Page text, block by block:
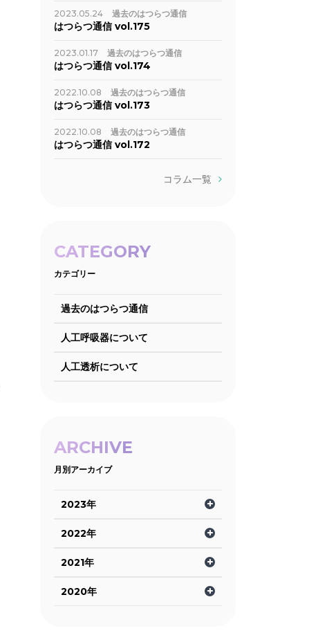
2023.05.24 過去のはつらつ通信
はつらつ通信 vol.175
2023.01.17 過去のはつらつ通信
はつらつ通信 vol.174
2022.10.08 過去のはつらつ通信
はつらつ通信 vol.173
2022.10.08 過去のはつらつ通信
はつらつ通信 vol.172
コラム一覧
CATEGORY
カテゴリー
過去のはつらつ通信
人工呼吸器について
人工透析について
ARCHIVE
月別アーカイブ
2023年
2022年
2021年
2020年